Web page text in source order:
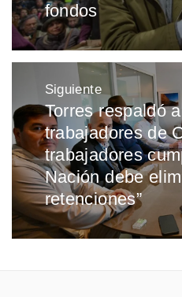
fondos
Siguiente
Entrada
siguiente:
Torres respaldó
trabajadores de
trabajadores
Nación debe
retenciones”